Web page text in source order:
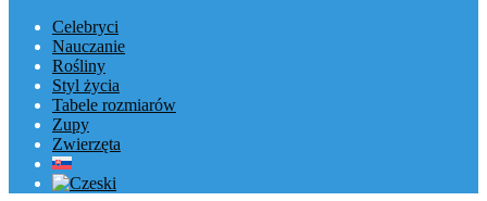
Celebryci
Nauczanie
Rośliny
Styl życia
Tabele rozmiarów
Zupy
Zwierzęta